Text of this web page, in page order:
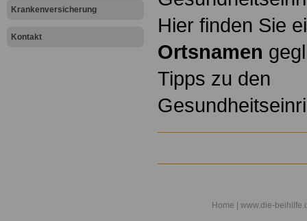
Krankenversicherung
Kontakt
Hier finden Sie
Ortsnamen
Tipps zu den
Home | www.die-